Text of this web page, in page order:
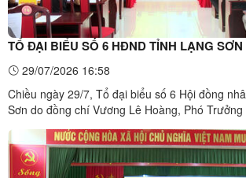
TỔ ĐẠI BIỂU SỐ 6 HĐND TỈNH LẠNG SƠN
SAU KỲ HỌP THƯỜNG LỆ GIỮA NĂM
SƠN29/07/2026 16:58
Chiều ngày 29/7, Tổ đại biểu số 6 Hội đồng
Sơn do đồng chí Vương Lê Hoàng, Phó
sau kỳ họp thường lệ giữa năm 2026 của Hội
khóa XVIII. Dự hội nghị có đồng chí Nguyễn